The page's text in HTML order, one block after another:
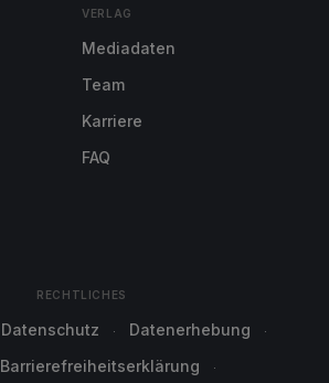
VERLAG
Mediadaten
Team
Karriere
FAQ
RECHTLICHES
Datenschutz
Datenerhebung
Barrierefreiheitserklärung